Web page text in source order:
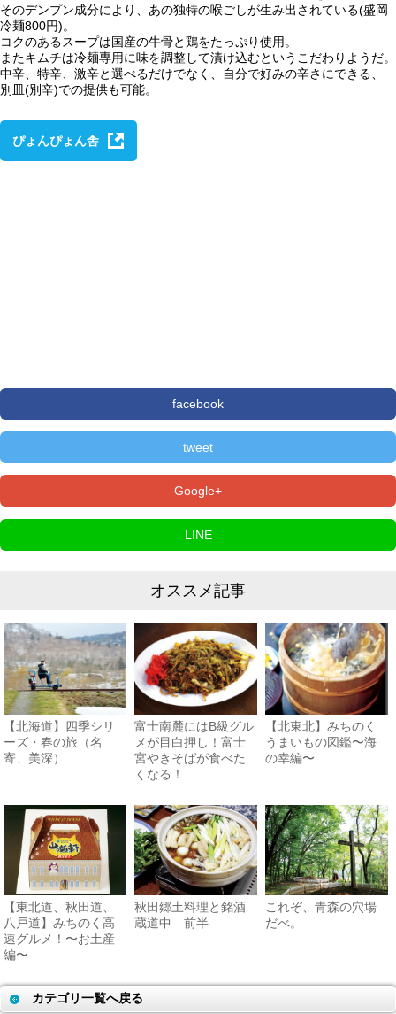
そのデンプン成分により、あの独特の喉ごしが生み出されている(盛岡
冷麺800円)。
コクのあるスープは国産の牛骨と鶏をたっぷり使用。
またキムチは冷麺専用に味を調整して漬け込むというこだわりようだ。
中辛、特辛、激辛と選べるだけでなく、自分で好みの辛さにできる、
別皿(別辛)での提供も可能。
ぴょんぴょん舎
facebook
tweet
Google+
LINE
オススメ記事
【北海道】四季シリ
ーズ・春の旅（名
寄、美深）
富士南麓にはB級グル
メが目白押し！富士
宮やきそばが食べた
くなる！
【北東北】みちのく
うまいもの図鑑〜海
の幸編〜
【東北道、秋田道、
八戸道】みちのく高
速グルメ！〜お土産
編〜
秋田郷土料理と銘酒
蔵道中 前半
これぞ、青森の穴場
だべ。
カテゴリ一覧へ戻る